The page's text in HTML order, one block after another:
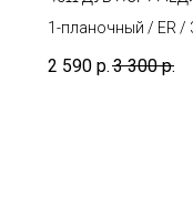
1-планочный / ER /
2 590 р. 3 300 р.